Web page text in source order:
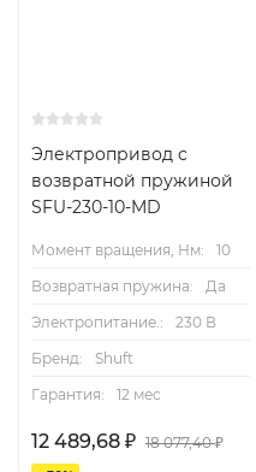
Электропривод с
возвратной пружиной
SFU-230-10-MD
Момент вращения, Нм:
10
Возвратная пружина:
Да
Электропитание.:
230 В
Бренд:
Shuft
Гарантия:
12 мес
12 489,68 ₽ 18 077,40₽